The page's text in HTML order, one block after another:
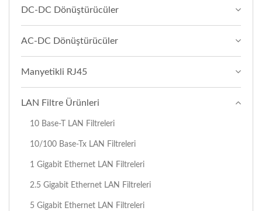
DC-DC Dönüştürücüler
AC-DC Dönüştürücüler
Manyetikli RJ45
LAN Filtre Ürünleri
10 Base-T LAN Filtreleri
10/100 Base-Tx LAN Filtreleri
1 Gigabit Ethernet LAN Filtreleri
2.5 Gigabit Ethernet LAN Filtreleri
5 Gigabit Ethernet LAN Filtreleri